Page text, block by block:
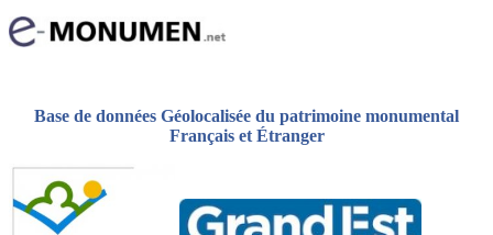
Base de données Géolocalisée du patrimoine monumental
Français et Étranger